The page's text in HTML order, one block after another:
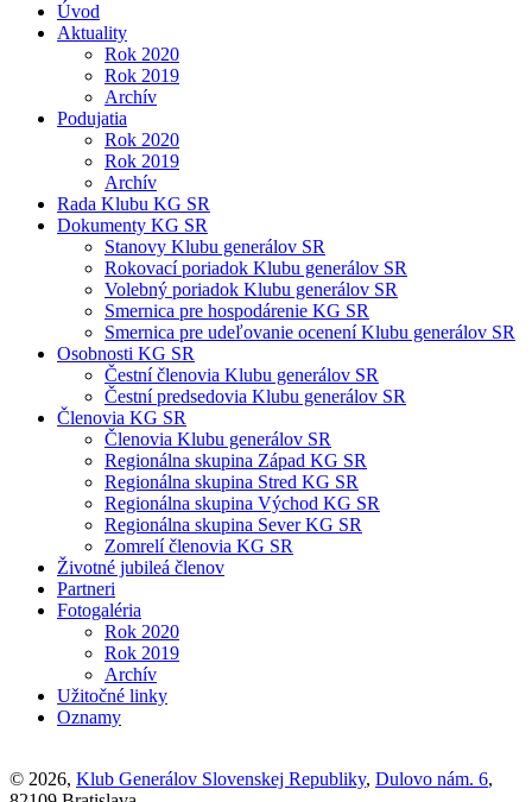
Úvod
Aktuality
Rok 2020
Rok 2019
Archív
Podujatia
Rok 2020
Rok 2019
Archív
Rada Klubu KG SR
Dokumenty KG SR
Stanovy Klubu generálov SR
Rokovací poriadok Klubu generálov SR
Volebný poriadok Klubu generálov SR
Smernica pre hospodárenie KG SR
Smernica pre udeľovanie ocenení Klubu generálov SR
Osobnosti KG SR
Čestní členovia Klubu generálov SR
Čestní predsedovia Klubu generálov SR
Členovia KG SR
Členovia Klubu generálov SR
Regionálna skupina Západ KG SR
Regionálna skupina Stred KG SR
Regionálna skupina Východ KG SR
Regionálna skupina Sever KG SR
Zomrelí členovia KG SR
Životné jubileá členov
Partneri
Fotogaléria
Rok 2020
Rok 2019
Archív
Užitočné linky
Oznamy
© 2026, Klub Generálov Slovenskej Republiky, Dulovo nám. 6,